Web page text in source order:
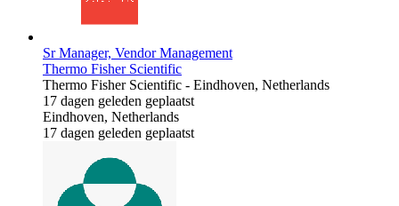
Sr Manager, Vendor Management
Thermo Fisher Scientific
Thermo Fisher Scientific - Eindhoven, Netherlands
17 dagen geleden geplaatst
Eindhoven, Netherlands
17 dagen geleden geplaatst